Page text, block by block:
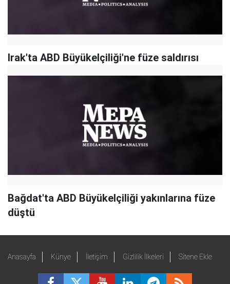
Irak'ta ABD Büyükelçiliği'ne füze saldırısı
Bağdat'ta ABD Büyükelçiliği yakınlarına füze
düştü
Anasayfa Künye İletişim Gizlilik İlkeleri Sitene Ekle